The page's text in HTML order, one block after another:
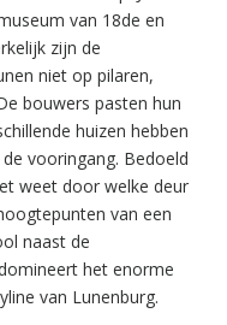
van 18de en
zijn de
niet op pilaren,
bouwers pasten hun
huizen hebben
vooringang. Bedoeld
weet door welke deur
van een
naast de
het enorme
van Lunenburg.